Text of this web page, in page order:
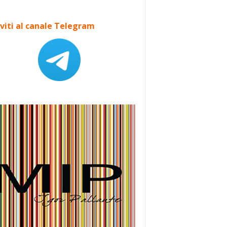
al canale Telegram